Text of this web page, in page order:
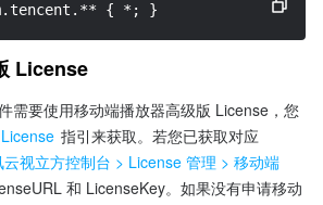
{ *; }
License
需要使用移动端播放器高级版 License，您
指引来获取。若您已获取对应
云视立方控制台 > License 管理 > 移动端
和 LicenseKey。如果没有申请移动